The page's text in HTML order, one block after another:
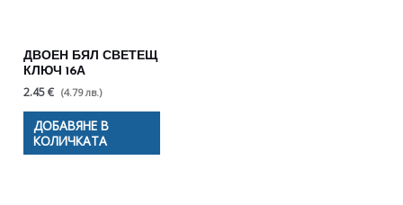
ДВОЕН БЯЛ СВЕТЕЩ
КЛЮЧ 16А
2.45 € (4.79 лв.)
ДОБАВЯНЕ В
КОЛИЧКАТА